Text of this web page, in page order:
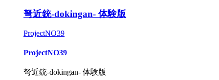
弩近銃-dokingan- 体験版
ProjectNO39
ProjectNO39
弩近銃-dokingan- 体験版